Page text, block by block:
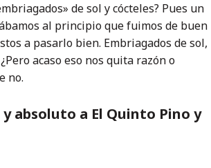
de sol y cócteles? Pues un
al principio que fuimos de buen
a pasarlo bien. Embriagados de sol,
acaso eso nos quita razón o
no.
absoluto a El Quinto Pino y